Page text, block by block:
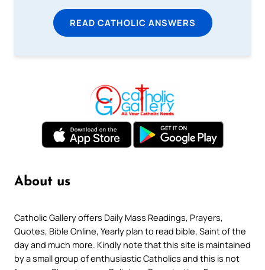
READ CATHOLIC ANSWERS
About us
Catholic Gallery offers Daily Mass Readings, Prayers,
Quotes, Bible Online, Yearly plan to read bible, Saint of the
day and much more. Kindly note that this site is maintained
by a small group of enthusiastic Catholics and this is not